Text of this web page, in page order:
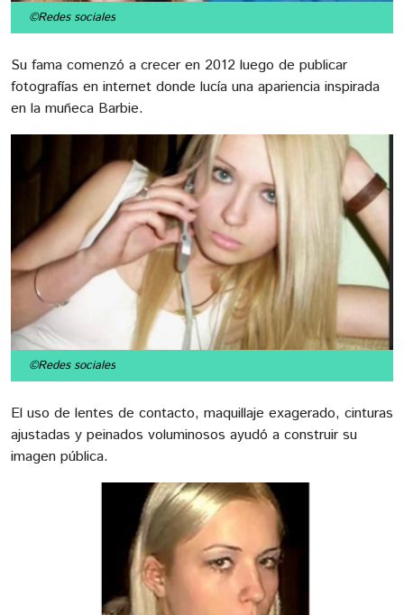
©Redes sociales
Su fama comenzó a crecer en 2012 luego de publicar
fotografías en internet donde lucía una apariencia inspirada
en la muñeca Barbie.
©Redes sociales
El uso de lentes de contacto, maquillaje exagerado, cinturas
ajustadas y peinados voluminosos ayudó a construir su
imagen pública.